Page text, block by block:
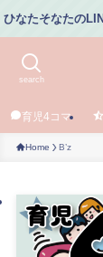
ひなたそなたの
search
育児4コマ
Home B’z